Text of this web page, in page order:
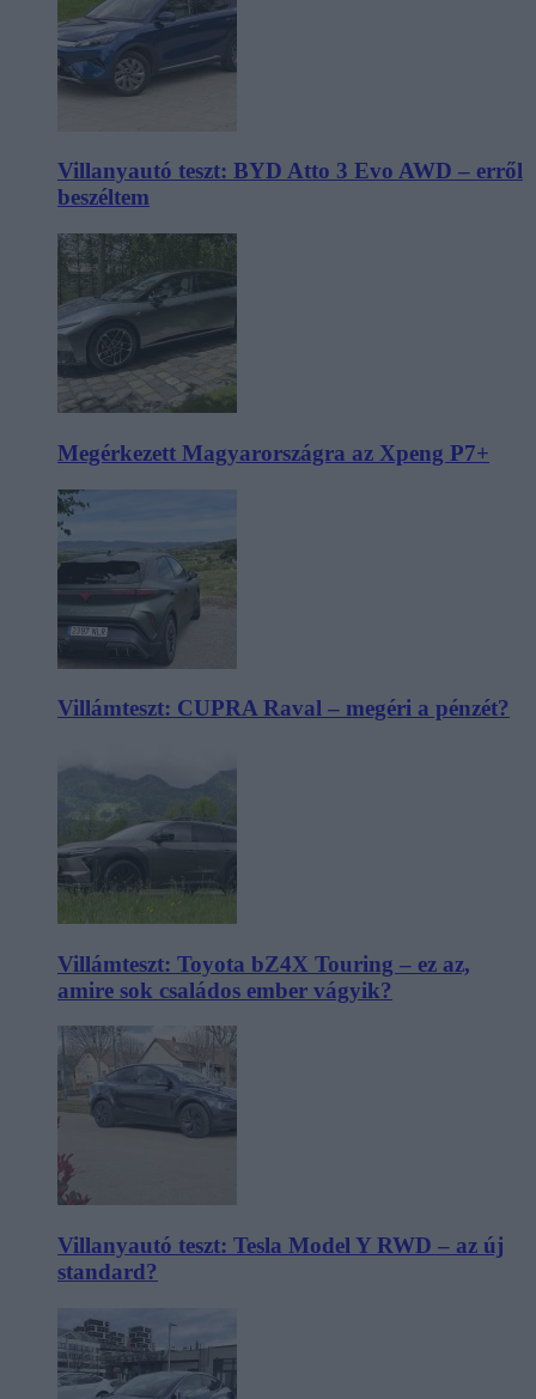
Villanyautó teszt: BYD Atto 3 Evo AWD – erről
beszéltem
Megérkezett Magyarországra az Xpeng P7+
Villámteszt: CUPRA Raval – megéri a pénzét?
Villámteszt: Toyota bZ4X Touring – ez az,
amire sok családos ember vágyik?
Villanyautó teszt: Tesla Model Y RWD – az új
standard?